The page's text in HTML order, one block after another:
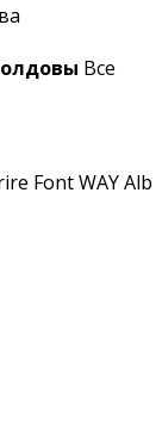
Все
Font WAYAlb